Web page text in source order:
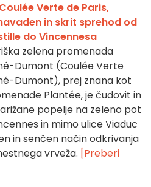
Verte de Paris,
in skrit sprehod od
do Vincennesa
zelena promenada
Dumont (Coulée Verte
Dumont), prej znana kot
Plantée, je čudovit in
popelje na zeleno pot
in mimo ulice Viaduc
in senčen način odkrivanja
vrveža. [Preberi